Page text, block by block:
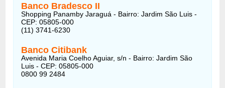
Banco Bradesco II
Shopping Panamby Jaraguá - Bairro: Jardim São Luis -
CEP: 05805-000
(11) 3741-6230
Banco Citibank
Avenida Maria Coelho Aguiar, s/n - Bairro: Jardim São
Luis - CEP: 05805-000
0800 99 2484